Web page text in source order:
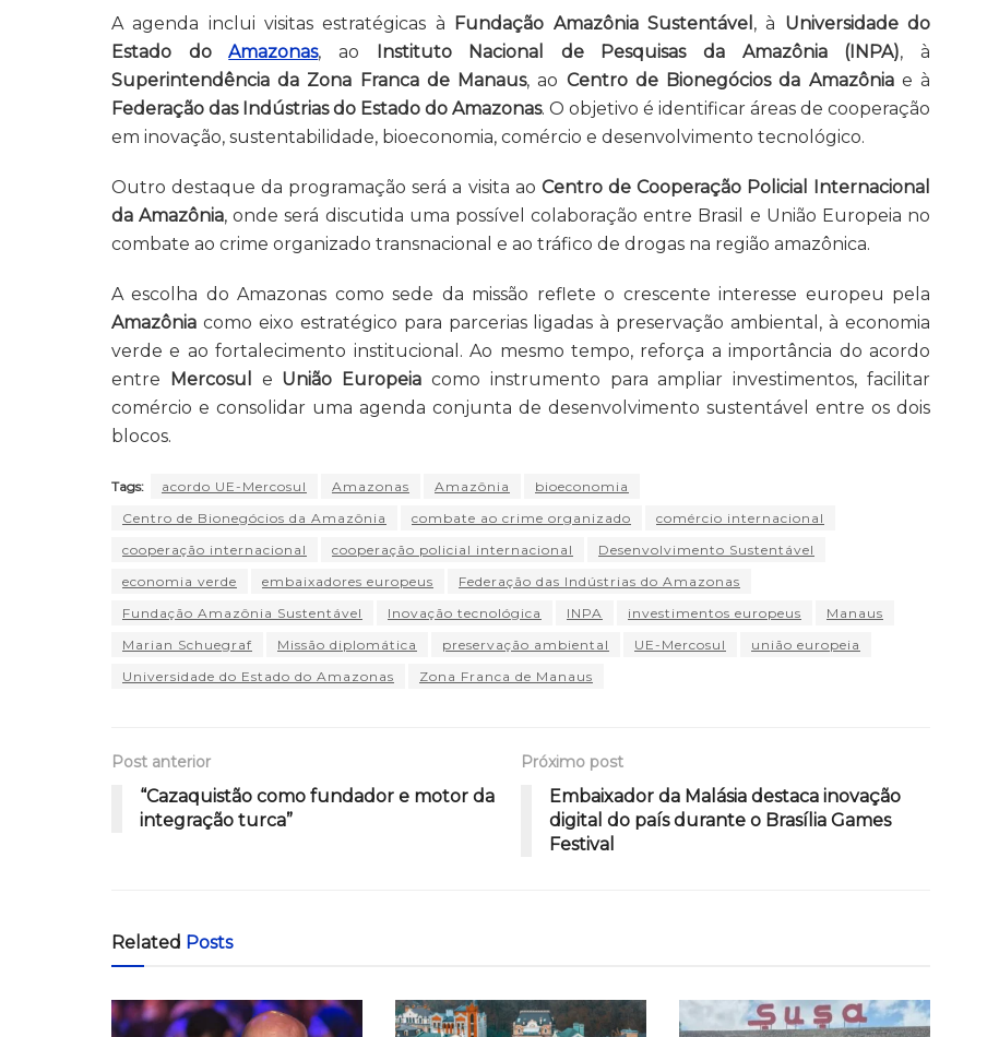
A agenda inclui visitas estratégicas à Fundação Amazônia Sustentável , à Universidade do
Estado doAmazonas, ao Instituto Nacional de Pesquisas da Amazônia(INPA), à
Superintendência da Zona Franca de Manaus, ao Centro de Bionegócios da Amazôniae à
Federação das Indústrias do Estado do Amazonas. O objetivo é identificar áreas de cooperação
em inovação, sustentabilidade, bioeconomia, comércio e desenvolvimento tecnológico.
Outro destaque da programação será a visita ao Centro de Cooperação Policial Internacional
da Amazônia, onde será discutida uma possível colaboração entre Brasil e União Europeia no
combate ao crime organizado transnacional e ao tráfico de drogas na região amazônica.
A escolha do Amazonas como sede da missão reflete o crescente interesse europeu pela
Amazônia como eixo estratégico para parcerias ligadas à preservação ambiental, à economia
verde e ao fortalecimento institucional. Ao mesmo tempo, reforça a importância do acordo
entre
Mercosul e União Europeia como instrumento para ampliar investimentos, facilitar
comércio e consolidar uma agenda conjunta de desenvolvimento sustentável entre os dois
blocos.
Tags: acordo UE-Mercosul Amazonas Amazônia
bioeconomia
Centro de Bionegócios da Amazônia
combate ao crime organizado
comércio internacional
cooperação internacional
cooperação policial internacional
Desenvolvimento Sustentável
economia verde
embaixadores europeus
Federação das Indústrias do Amazonas
Fundação Amazônia Sustentável
Inovação tecnológica INPA investimentos europeus
Manaus
Marian Schuegraf
Missão diplomática preservação ambiental UE-Mercosul
união europeia
Universidade do Estado do Amazonas
Zona Franca de Manaus
Post anterior
“Cazaquistão como fundador e motor da
integração turca”
Próximo post
Embaixador da Malásia destaca inovação
digital do país durante o Brasília Games
Festival
Related Posts